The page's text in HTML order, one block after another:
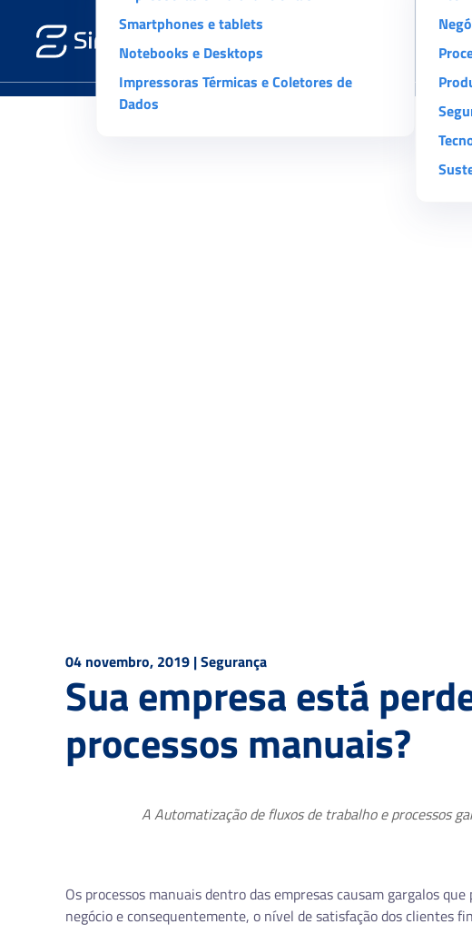
Smartphones e tablets
Notebooks e Desktops
Impressoras Térmicas e Coletores de
Dados
04 novembro, 2019 |Segurança
Sua empresa está
processos manuais?
A Automatização de fluxos de trabalho e processos
Os processos manuais dentro das empresas causam gargalos
negócio e consequentemente, o nível de satisfação dos clientes